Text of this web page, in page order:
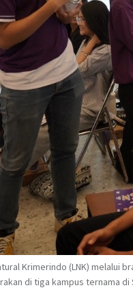
Krimerindo (LNK) melalui
di tiga kampus ternama